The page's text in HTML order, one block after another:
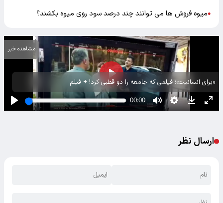
●میوه فروش ها می توانند چند درصد سود روی میوه بکشند؟
«برای انسانیت»؛ فیلمی که جامعه را دو قطبی کرد! + فیلم
مشاهده خبر
ارسال نظر